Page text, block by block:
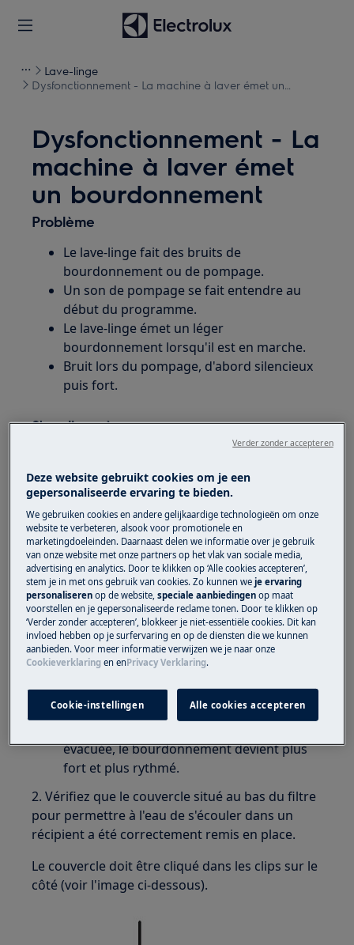
Lave-linge
Dysfonctionnement - La machine à laver émet un
Dysfonctionnement - La
machine à laver émet
un bourdonnement
Problème
Le lave-linge fait des bruits de
bourdonnement ou de pompage.
Un son de pompage se fait entendre au
début du programme.
Le lave-linge émet un léger
bourdonnement lorsqu'il est en marche.
Bruit lors du pompage, d'abord silencieux
puis fort.
S'applique à
Solution
1. Il est normal que le lave-linge émette des
bruits de bourdonnement ou de pompage
répétés pendant un programme.
Les sons suivants sont normaux et n'indiquent
pas un dysfonctionnement:
L'eau est brièvement pompée au début
d'un programme.
Selon le programme, la machine vidange à
la fin du lavage principal, pendant les
phases de rinçage et avant l'essorage final.
évacuée, le bourdonnement devient plus
fort et plus rythmé.
2. Vérifiez que le couvercle situé au bas du filtre
pour permettre à l'eau de s'écouler dans un
récipient a été correctement remis en place.
Le couvercle doit être cliqué dans les clips sur le
côté (voir l'image ci-dessous).
Deze website gebruikt cookies om je een
gepersonaliseerde ervaring te bieden.
We gebruiken cookies en andere gelijkaardige technologieën om onze
website te verbeteren, alsook voor promotionele en
marketingdoeleinden. Daarnaast delen we informatie over je gebruik
van onze website met onze partners op het vlak van sociale media,
advertising en analytics. Door te klikken op ‘Alle cookies accepteren’,
stem je in met ons gebruik van cookies. Zo kunnen weje ervaring
personaliseren op de website,speciale aanbiedingen op maat
voorstellen en je gepersonaliseerde reclame tonen. Door te klikken op
‘Verder zonder accepteren’, blokkeer je niet-essentiële cookies. Dit kan
invloed hebben op je surfervaring en op de diensten die we kunnen
aanbieden. Voor meer informatie verwijzen we je naar onze
Cookieverklaring enenPrivacy Verklaring.
Cookie-instellingen Alle cookies accepteren
Verder zonder accepteren